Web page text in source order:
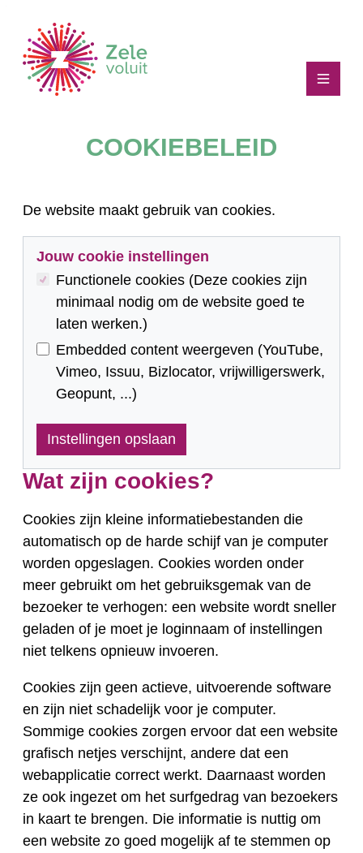
Naar inhoud
gezelegdichtbij
Menu
COOKIEBELEID
De website maakt gebruik van cookies.
Jouw cookie instellingen
Functionele cookies (Deze cookies zijn
minimaal nodig om de website goed te
laten werken.)
Embedded content weergeven (YouTube,
Vimeo, Issuu, Bizlocator, vrijwilligerswerk,
Geopunt, ...)
Instellingen opslaan
Wat zijn cookies?
Cookies zijn kleine informatiebestanden die
automatisch op de harde schijf van je computer
worden opgeslagen. Cookies worden onder
meer gebruikt om het gebruiksgemak van de
bezoeker te verhogen: een website wordt sneller
geladen of je moet je loginnaam of instellingen
niet telkens opnieuw invoeren.
Cookies zijn geen actieve, uitvoerende software
en zijn niet schadelijk voor je computer.
Sommige cookies zorgen ervoor dat een website
grafisch netjes verschijnt, andere dat een
webapplicatie correct werkt. Daarnaast worden
ze ook ingezet om het surfgedrag van bezoekers
in kaart te brengen. Die informatie is nuttig om
een website zo goed mogelijk af te stemmen op